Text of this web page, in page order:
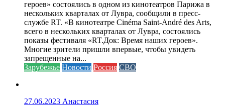
героев» состоялись в одном из кинотеатров Парижа в
нескольких кварталах от Лувра, сообщили в пресс-
службе RT. «В кинотеатре Cinéma Saint-André des Arts,
всего в нескольких кварталах от Лувра, состоялись
показы фестиваля «RT.Док: Время наших героев».
Многие зрители пришли впервые, чтобы увидеть
запрещенные на...
Зарубежье Новости Россия СВО
27.06.2023 Анастасия